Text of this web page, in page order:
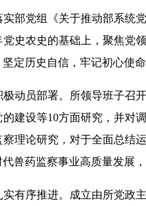
实部党组《关于推动部系统
党史农史的基础上，聚焦党
定历史自信，牢记初心使
动员部署。所领导班子召
建设等10方面研究，并对
理论研究，对于全面总结
兽药监察事业高质量发展
有序推进。成立由所党政